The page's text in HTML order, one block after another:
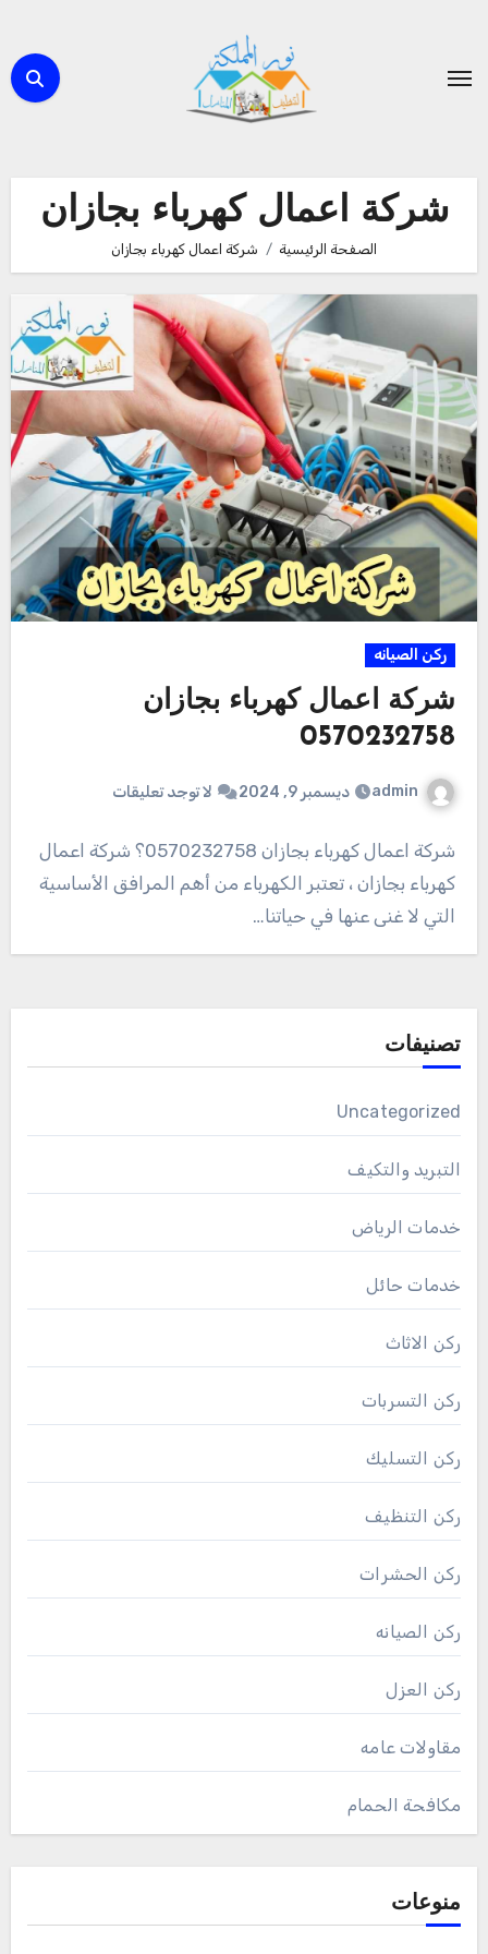
المحتوى
شركة اعمال كهرباء بجازان
الصفحة الرئيسية شركة اعمال كهرباء بجازان
ركن الصيانه
شركة اعمال كهرباء بجازان
0570232758
admin ديسمبر 9, 2024 لا توجد تعليقات
شركة اعمال كهرباء بجازان 0570232758؟ شركة اعمال
كهرباء بجازان ، تعتبر الكهرباء من أهم المرافق الأساسية
التي لا غنى عنها في حياتنا…
تصنيفات
Uncategorized
التبريد والتكيف
خدمات الرياض
خدمات حائل
ركن الاثاث
ركن التسربات
ركن التسليك
ركن التنظيف
ركن الحشرات
ركن الصيانه
ركن العزل
مقاولات عامه
مكافحة الحمام
منوعات